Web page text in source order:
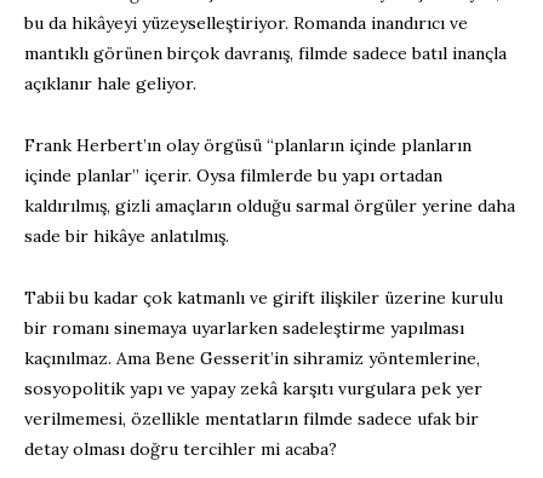
bu da hikâyeyi yüzeyselleştiriyor. Romanda inandırıcı ve
mantıklı görünen birçok davranış, filmde sadece batıl inançla
açıklanır hale geliyor.
Frank Herbert’ın olay örgüsü “planların içinde planların
içinde planlar” içerir. Oysa filmlerde bu yapı ortadan
kaldırılmış, gizli amaçların olduğu sarmal örgüler yerine daha
sade bir hikâye anlatılmış.
Tabii bu kadar çok katmanlı ve girift ilişkiler üzerine kurulu
bir romanı sinemaya uyarlarken sadeleştirme yapılması
kaçınılmaz. Ama Bene Gesserit’in sihramiz yöntemlerine,
sosyopolitik yapı ve yapay zekâ karşıtı vurgulara pek yer
verilmemesi, özellikle mentatların filmde sadece ufak bir
detay olması doğru tercihler mi acaba?